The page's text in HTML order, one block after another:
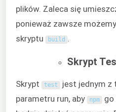
plików. Zaleca się
ponieważ zawsze
skryptu
build .
Skrypt
Skrypt test jest jednym z
parametru run, aby
npm go